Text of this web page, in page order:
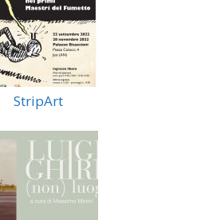
StripArt